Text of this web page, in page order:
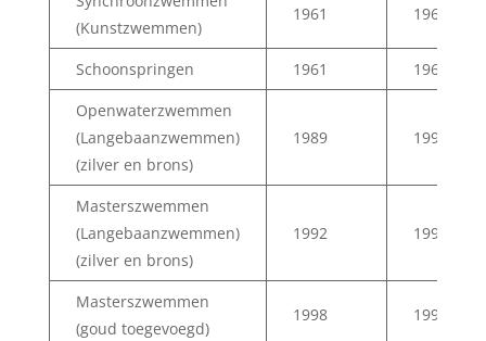
(Kunstzwemmen)
1961 1962
Schoonspringen 1961
1962
Openwaterzwemmen
(Langebaanzwemmen)
(zilver en brons)
1989 1990
Masterszwemmen
(Langebaanzwemmen)
(zilver en brons)
1992 1993
Masterszwemmen
(goud toegevoegd)
1998 1999